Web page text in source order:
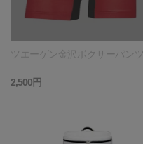
ツエーゲン金沢ボクサーパンツ
2,500円